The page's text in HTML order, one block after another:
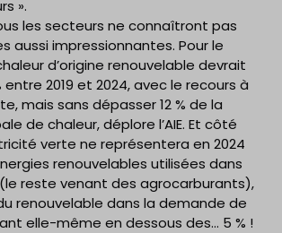
».
les secteurs ne connaîtront pas
aussi impressionnantes. Pour le
d’origine renouvelable devrait
2019 et 2024, avec le recours à
mais sans dépasser 12 % de la
de chaleur, déplore l’AIE. Et côté
verte ne représentera en 2024
renouvelables utilisées dans
reste venant des agrocarburants),
renouvelable dans la demande de
elle-même en dessous des… 5 % !